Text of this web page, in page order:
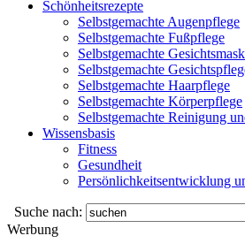
Schönheitsrezepte
Selbstgemachte Augenpflege
Selbstgemachte Fußpflege
Selbstgemachte
Selbstgemachte
Selbstgemachte Haarpflege
Selbstgemachte Körperpflege
Selbstgemachte Reinigung
Wissensbasis
Fitness
Gesundheit
Persönlichkeitsentwicklung
Suche nach:
Werbung